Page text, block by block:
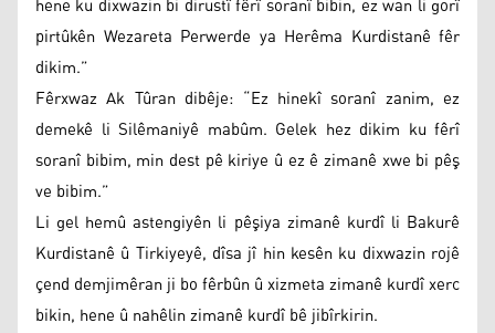
pirtûkên Wezareta Perwerde ya Herêma Kurdistanê fêr
dikim.”
Fêrxwaz Ak Tûran dibêje: “Ez hinekî soranî zanim, ez
demekê li Silêmaniyê mabûm. Gelek hez dikim ku fêrî
soranî bibim, min dest pê kiriye û ez ê zimanê xwe bi pêş
ve bibim.”
Li gel hemû astengiyên li pêşiya zimanê kurdî li Bakurê
Kurdistanê û Tirkiyeyê, dîsa jî hin kesên ku dixwazin rojê
çend demjimêran ji bo fêrbûn û xizmeta zimanê kurdî xerc
bikin, hene û nahêlin zimanê kurdî bê jibîrkirin.